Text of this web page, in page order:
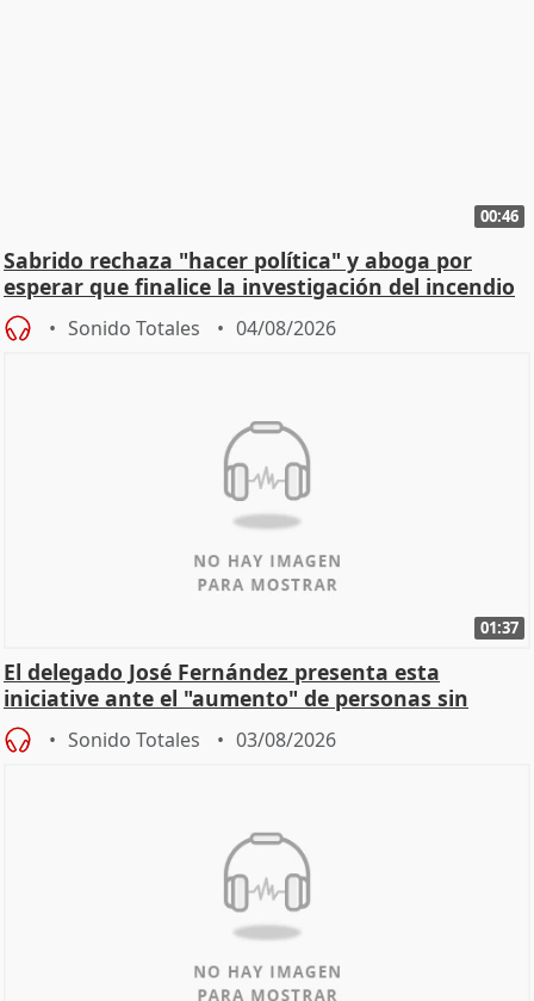
00:46
Sabrido rechaza "hacer política" y aboga por
esperar que finalice la investigación del incendio
Sonido Totales 04/08/2026
01:37
El delegado José Fernández presenta esta
iniciative ante el "aumento" de personas sin
hogar en Madri
Sonido Totales 03/08/2026